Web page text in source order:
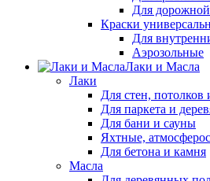
Для дорожной
Краски
Для
Аэрозольные
Лаки и Масла
Лаки
Для стен, потолков
Для паркета и
Для бани и сауны
Яхтные,
Для бетона и камня
Масла